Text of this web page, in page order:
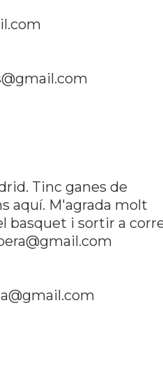
Tinc ganes de
aquí­. M'agrada molt
basquet i sortir a